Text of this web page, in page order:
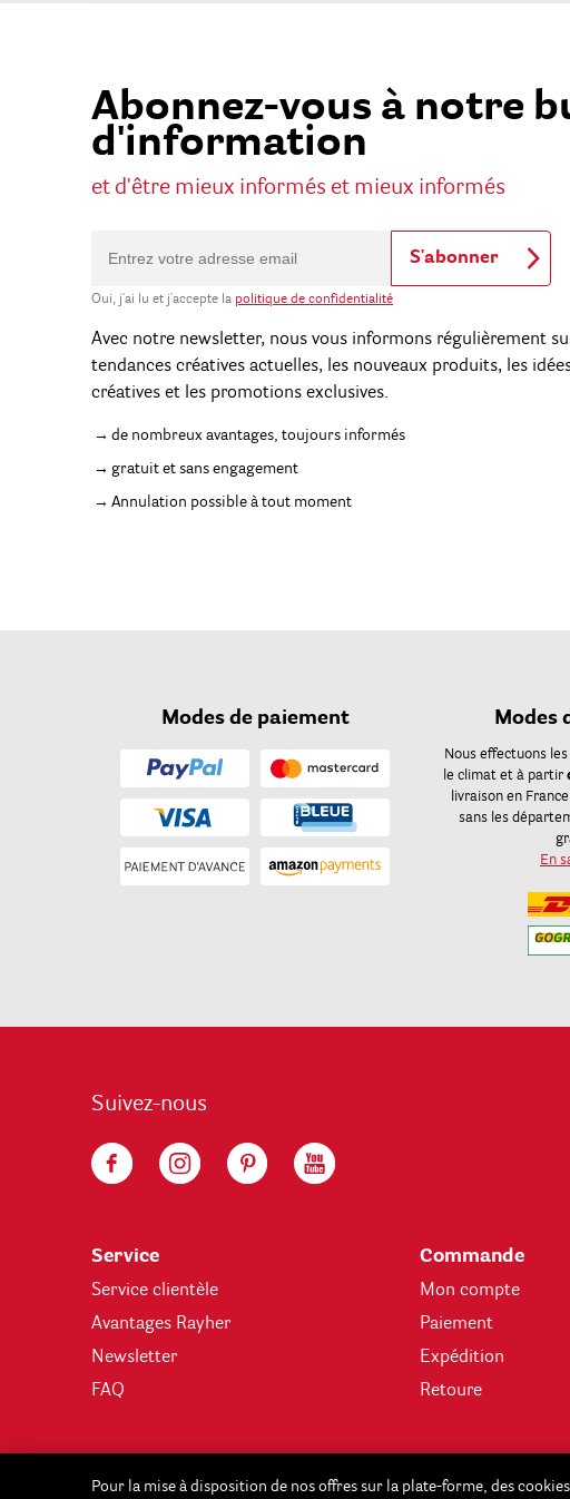
Abonnez-vous à notre
d'information
et d'être mieux informés et mieux informés
S'abonner
Oui, j'ai lu et j'accepte la politique de confidentialité
Avec notre newsletter, nous vous informons régulièrement
tendances créatives actuelles, les nouveaux produits, les
créatives et les promotions exclusives.
de nombreux avantages, toujours informés
gratuit et sans engagement
Annulation possible à tout moment
Modes de paiement Modes
Nous effectuons
le climat et à partir
livraison en
sans les
En
Suivez-nous
Service
Service clientèle
Avantages Rayher
Newsletter
FAQ
Commande
Mon compte
Paiement
Expédition
Retoure
Pour la mise à disposition de nos offres sur la plate-forme, des